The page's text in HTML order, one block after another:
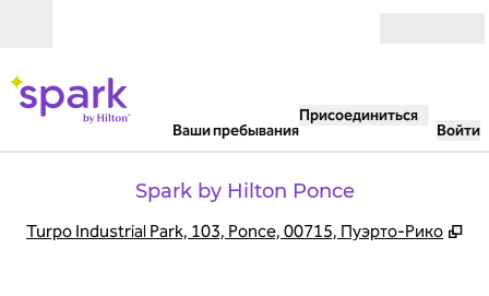
Ваши пребывания
Присоединиться
Войти
Spark by Hilton Ponce
Turpo Industrial Park, 103, Ponce, 00715, Пуэрто-Рико ,